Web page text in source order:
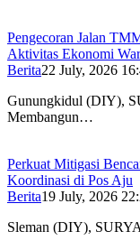
Pengecoran Jalan
Aktivitas Ekonomi
Berita22 July, 2026
Gunungkidul (DIY),
Membangun…
Perkuat Mitigasi
Koordinasi di Pos Aju
Berita19 July, 2026
Sleman (DIY),